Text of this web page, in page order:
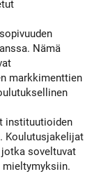
Nämä
markkimenttien
instituutioiden
Koulutusjakelijat
soveltuvat